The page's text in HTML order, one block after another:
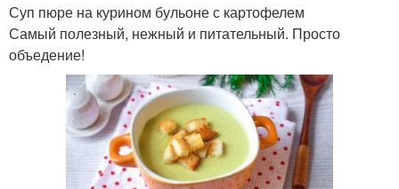
Суп пюре на курином бульоне с картофелем
Самый полезный, нежный и питательный. Просто
объедение!